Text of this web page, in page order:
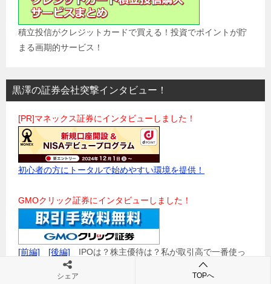
積立投信がクレジットカードで買える！投資でポイントが貯
まる画期的サービス！
黒澤の証券会社突撃インタビュー！
[PR]マネックス証券にインタビューしました！
初心者の方にトータルで始めやすい環境を提供！
GMOクリック証券にインタビューしました！
[前編] [後編] IPOは？株主優待は？私が取引高で一番使っ
ている証券会社です。
シェア TOPへ